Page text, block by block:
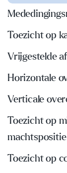
Toezicht op
Vrijgestelde
Horizontale
Verticale
Toezicht op
machtspositie
Toezicht op